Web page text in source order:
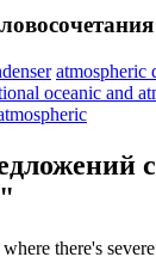
atmospheric
oceanic and
there's severe